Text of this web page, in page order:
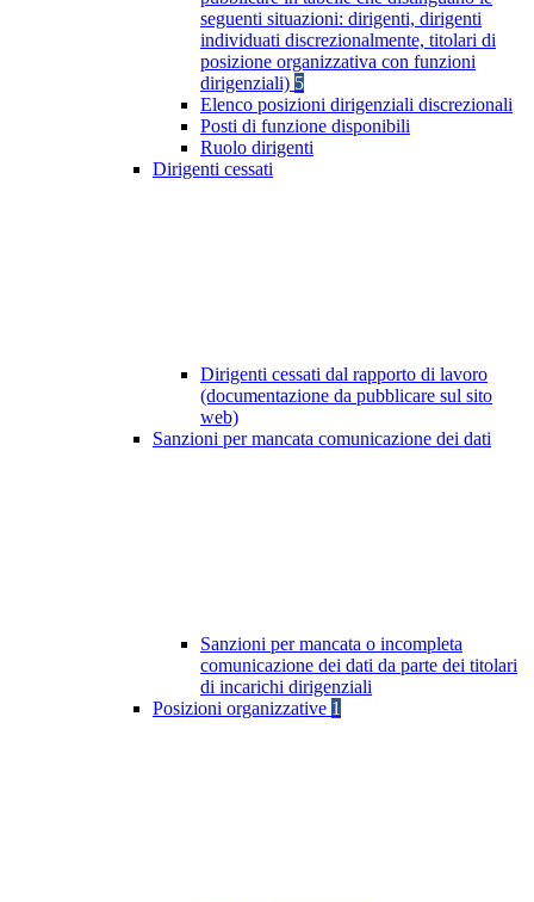
seguenti situazioni: dirigenti, dirigenti
individuati discrezionalmente, titolari di
posizione organizzativa con funzioni
dirigenziali) 5
Elenco posizioni dirigenziali discrezionali
Posti di funzione disponibili
Ruolo dirigenti
Dirigenti cessati
Dirigenti cessati dal rapporto di lavoro
(documentazione da pubblicare sul sito
web)
Sanzioni per mancata comunicazione dei dati
Sanzioni per mancata o incompleta
comunicazione dei dati da parte dei titolari
di incarichi dirigenziali
Posizioni organizzative 1